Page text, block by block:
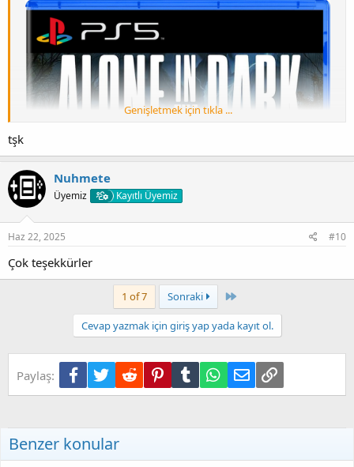
Hazırlanıyor...​
Genişletmek için tıkla ...
tşk
Nuhmete
Üyemiz Kayıtlı Üyemiz
Haz 22, 2025 #10
Çok teşekkürler
1 of 7 Sonraki Son
Cevap yazmak için giriş yap yada kayıt ol.
Paylaş: Facebook
TwitterReddit PinterestTumblr WhatsApp
E-postaLink
Benzer konular